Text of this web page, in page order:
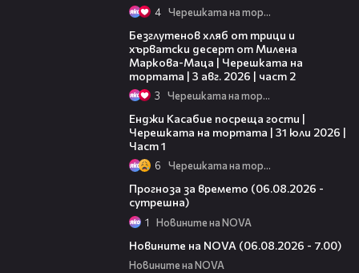
4 Черешката на тортата
Безглутенов хляб от трици и
хърватски десерт от Милена
Маркова-Маца | Черешката на
тортата | 3 авг. 2026 | част 2
3 Черешката на тортата
Енджи Касабие посреща гости |
Черешката на тортата | 31 юли 2026 |
Част 1
6 Черешката на тортата
Прогноза за времето (06.08.2026 -
сутрешна)
1 Новините на NOVA
Новините на NOVA (06.08.2026 - 7.00)
Новините на NOVA